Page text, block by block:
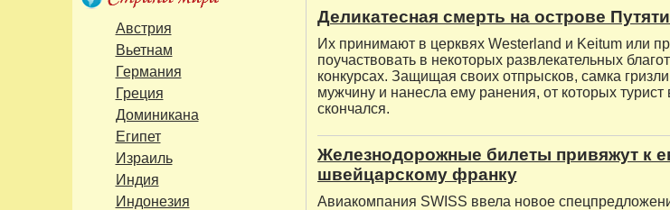
Австрия
Вьетнам
Германия
Греция
Доминикана
Египет
Израиль
Индия
Индонезия
Деликатесная смерть на острове
Их принимают в церквях Westerland и Keitum или
поучаствовать в некоторых развлекательных
конкурсах. Защищая своих отпрысков, самка
мужчину и нанесла ему ранения, от которых турист
скончался.
Железнодорожные билеты привяжут к
швейцарскому франку
Авиакомпания SWISS ввела новое